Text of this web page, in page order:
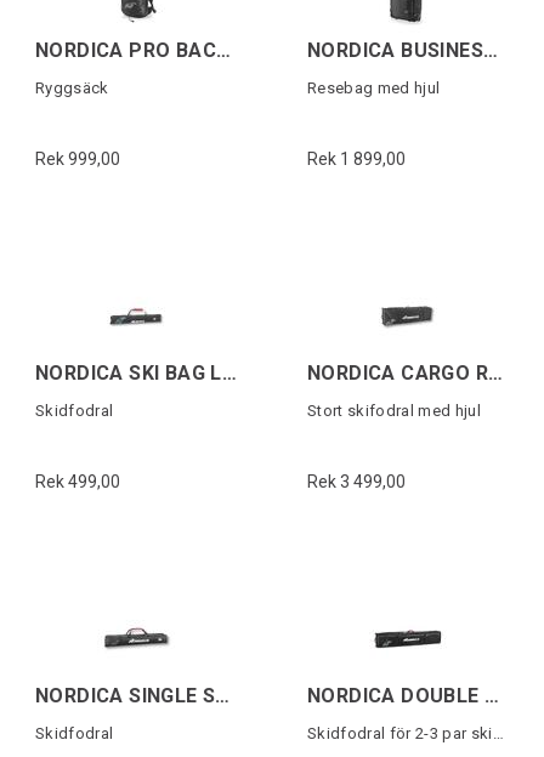
NORDICA PRO BACKPACK Svart/Vit
Ryggsäck
Rek 999,00
NORDICA BUSINESS TROLLEY Svart/Vit
Resebag med hjul
Rek 1 899,00
NORDICA SKI BAG LITE Svart/Vit/Röd
Skidfodral
Rek 499,00
NORDICA CARGO ROLLER SKI BAG Svart/Vit
Stort skifodral med hjul
Rek 3 499,00
NORDICA SINGLE SKI BAG Svart/Vit/Röd
Skidfodral
NORDICA DOUBLE ROLLER SKI BAG Svart/Vit
Skidfodral för 2-3 par skidor